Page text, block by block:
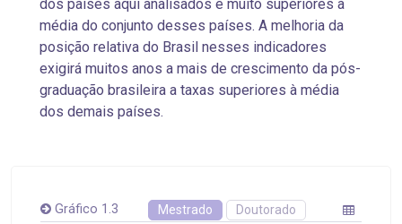
dos países aqui analisados e muito superiores à
média do conjunto desses países. A melhoria da
posição relativa do Brasil nesses indicadores
exigirá muitos anos a mais de crescimento da pós-
graduação brasileira a taxas superiores à média
dos demais países.
Gráfico 1.3 Mestrado Doutorado